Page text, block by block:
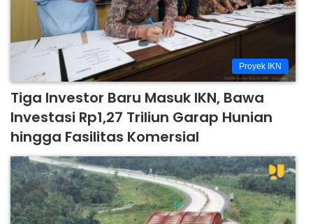
Proyek IKN
Tiga Investor Baru Masuk IKN, Bawa
Investasi Rp1,27 Triliun Garap Hunian
hingga Fasilitas Komersial